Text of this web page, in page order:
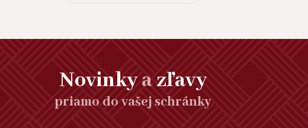
Novinkyazľavy
priamo do vašej schránky